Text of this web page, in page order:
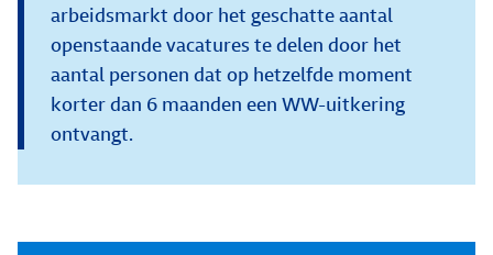
arbeidsmarkt door het geschatte aantal
openstaande vacatures te delen door het
aantal personen dat op hetzelfde moment
korter dan 6 maanden een WW-uitkering
ontvangt.